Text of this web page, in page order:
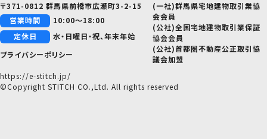
〒371-0812 群馬県前橋市広瀬町3-2-15
営業時間
10:00～18:00
定休日
水・日曜日・祝、年末年始
プライバシーポリシー
(一社)群馬県宅地建物取引業協
会会員
(公社)全国宅地建物取引業保証
協会会員
(公社)首都圏不動産公正取引協
議会加盟
https://e-stitch.jp/
©Copyright STITCH CO.,Ltd. All rights reserved